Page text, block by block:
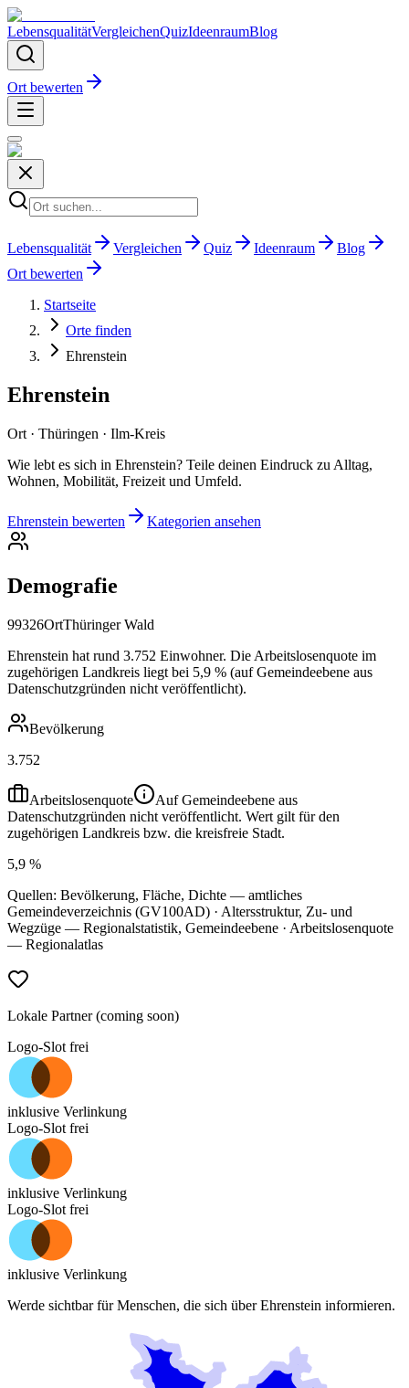
LebensqualitätVergleichenQuizIdeenraumBlog
Ort bewerten
Lebensqualität Vergleichen Quiz Ideenraum
Blog
Ort bewerten
Startseite
Orte finden
Ehrenstein
Ehrenstein
Ort · Thüringen · Ilm-Kreis
Wie lebt es sich in Ehrenstein? Teile deinen Eindruck zu Alltag,
Wohnen, Mobilität, Freizeit und Umfeld.
Ehrenstein bewerten Kategorien ansehen
Demografie
99326OrtThüringer Wald
Ehrenstein hat rund 3.752 Einwohner. Die Arbeitslosenquote im
zugehörigen Landkreis liegt bei 5,9 % (auf Gemeindeebene aus
Datenschutzgründen nicht veröffentlicht).
Bevölkerung
3.752
Arbeitslosenquote
Auf Gemeindeebene aus
Datenschutzgründen nicht veröffentlicht. Wert gilt für den
zugehörigen Landkreis bzw. die kreisfreie Stadt.
5,9 %
Quellen: Bevölkerung, Fläche, Dichte — amtliches
Gemeindeverzeichnis (GV100AD) · Altersstruktur, Zu- und
Wegzüge — Regionalstatistik, Gemeindeebene · Arbeitslosenquote
— Regionalatlas
Lokale Partner (coming soon)
Logo-Slot frei
inklusive Verlinkung
Logo-Slot frei
inklusive Verlinkung
Logo-Slot frei
inklusive Verlinkung
Werde sichtbar für Menschen, die sich überEhrenstein informieren.